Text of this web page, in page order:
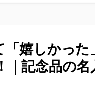
「嬉しかっ
記念品の